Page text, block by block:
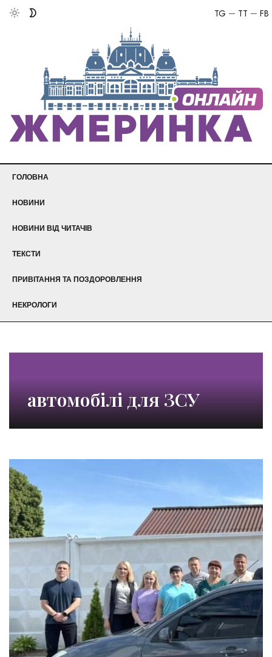
FB
TT
TG
ГОЛОВНА
НОВИНИ
НОВИНИ ВІД ЧИТАЧІВ
ТЕКСТИ
ПРИВІТАННЯ ТА ПОЗДОРОВЛЕННЯ
НЕКРОЛОГИ
автомобілі для ЗСУ